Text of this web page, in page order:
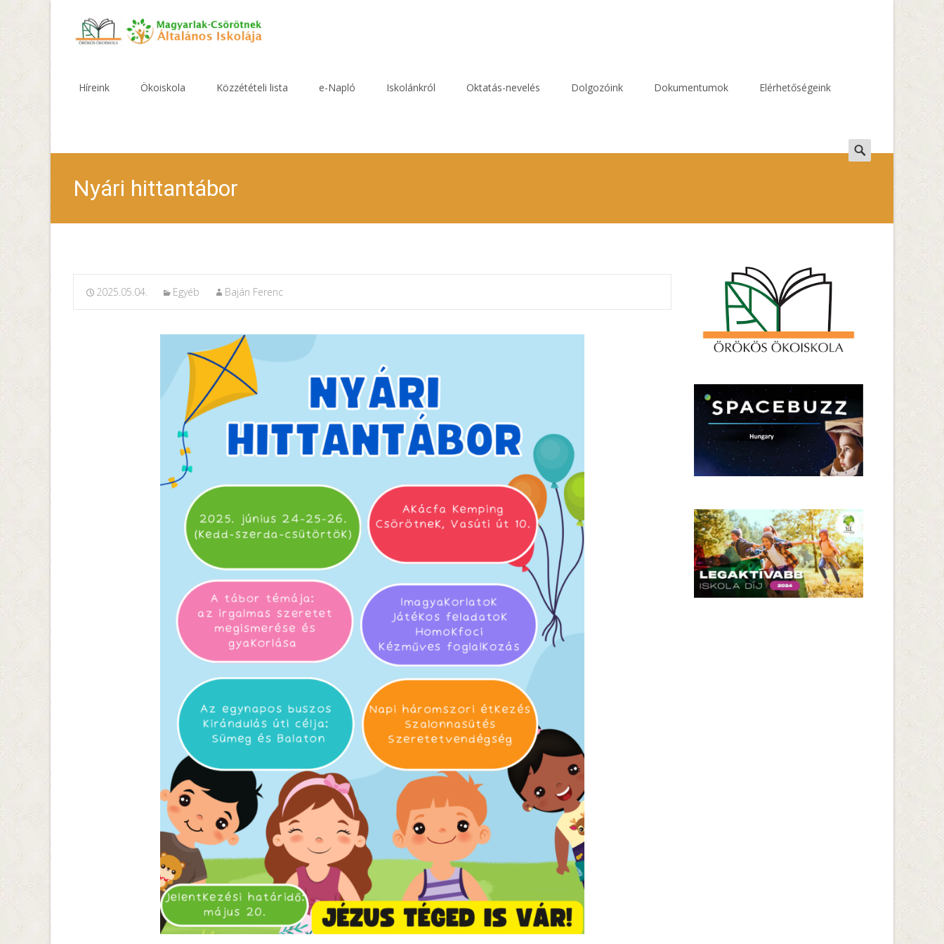
Híreink Ökoiskola Közzétételi lista e-Napló Iskolánkról Oktatás-nevelés Dolgozóink Dokumentumok Elérhetőségeink
Search
for:
Nyári hittantábor
2025.05.04. Egyéb Baján Ferenc